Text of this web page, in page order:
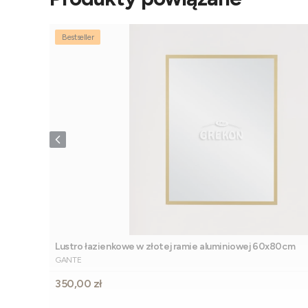
Bestseller
Lustro łazienkowe w złotej ramie aluminiowej 60x80cm
PRODUCENT
GANTE
Cena
350,00 zł